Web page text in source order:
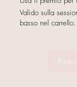
Valido sulla
basso nel carrello.